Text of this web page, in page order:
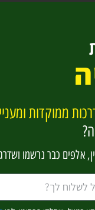
ממוקדות
אלפים כבר נרשמו